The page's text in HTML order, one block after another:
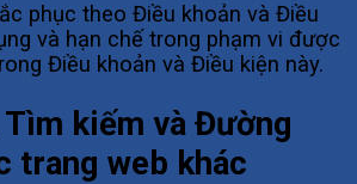
phục theo Điều khoản và Điều
và hạn chế trong phạm vi được
Điều khoản và Điều kiện này.
Tìm kiếm và Đường
trang web khác